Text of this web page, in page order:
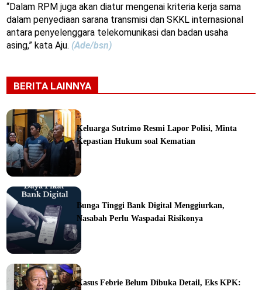
“Dalam RPM juga akan diatur mengenai kriteria kerja sama
dalam penyediaan sarana transmisi dan SKKL internasional
antara penyelenggara telekomunikasi dan badan usaha
asing,” kata Aju. (Ade/bsn)
BERITA LAINNYA
Keluarga Sutrimo Resmi Lapor Polisi, Minta
Kepastian Hukum soal Kematian
Bunga Tinggi Bank Digital Menggiurkan,
Nasabah Perlu Waspadai Risikonya
Kasus Febrie Belum Dibuka Detail, Eks KPK: